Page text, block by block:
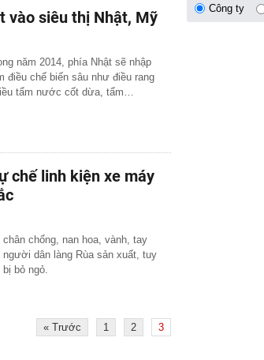
tất cả mê mẩn
triệu đồng
lễ của Ronaldo -
và hồ bơi vô
tỷ USD, phá vỡ
bị 'treo' sổ hồng
giấy vệ sinh?
ngờ nổi tiếng hơn,
danh "quái kiệt
hiện giao dịch
vào siêu thị Nhật, Mỹ
năm 2014, phía Nhật sẽ nhập
điều chế biến sâu như điều rang
tẩm nước cốt dừa, tẩm…
chế linh kiện xe máy
chống, nan hoa, vành, tay
dân làng Rùa sản xuất, tuy
bỏ ngỏ.
« Trước 1 2 3
Công ty